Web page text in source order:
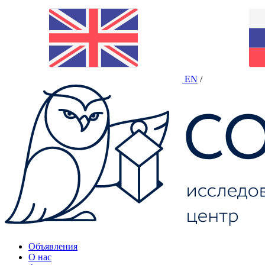
EN /
Объявления
О нас